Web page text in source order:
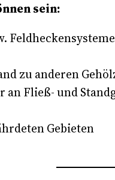
sein:
zu anderen
Fließ- und
Gebieten